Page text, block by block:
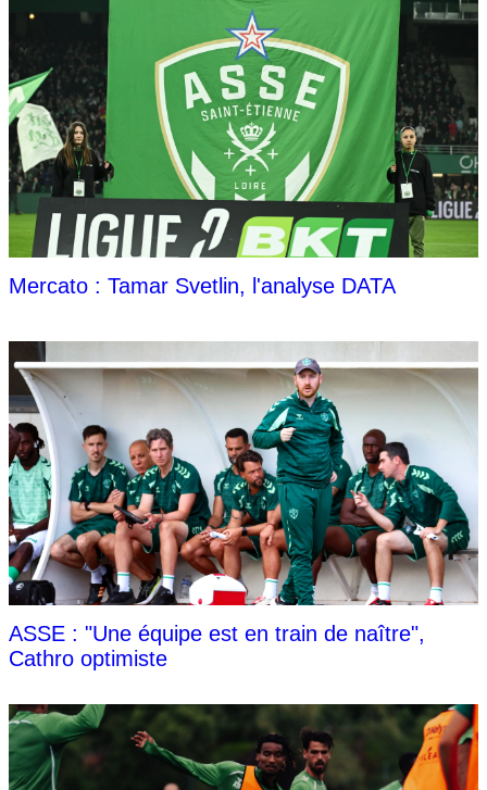
Mercato : Tamar Svetlin, l'analyse DATA
ASSE : "Une équipe est en train de naître",
Cathro optimiste